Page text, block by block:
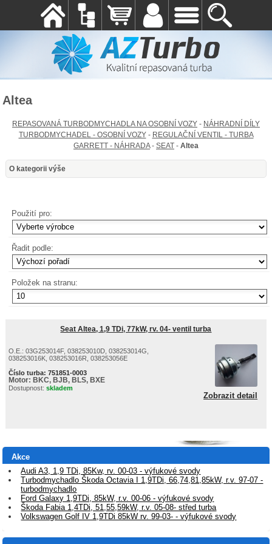
Altea
REPASOVANÁ TURBODMYCHADLA NA OSOBNÍ VOZY - NÁHRADNÍ DÍLY
TURBODMYCHADEL - OSOBNÍ VOZY- REGULAČNÍ VENTIL - TURBA
GARRETT - NÁHRADA- SEAT - Altea
O kategorii výše
Použití pro:
Řadit podle:
Položek na stranu:
Seat Altea, 1,9 TDi, 77kW, rv. 04- ventil turba
O.E.: 03G253014F, 038253010D, 038253014G,
038253016K, 038253016R, 038253056E
Číslo turba: 751851-0003
Motor: BKC, BJB, BLS, BXE
Dostupnost: skladem
Zobrazit detail
Akce
Audi A3, 1,9 TDi, 85Kw, rv. 00-03 - výfukové svody
Turbodmychadlo Škoda Octavia I 1,9TDi, 66,74,81,85kW, r.v. 97-07 -
turbodmychadlo
Ford Galaxy 1,9TDi, 85kW, r.v. 00-06 - výfukové svody
Škoda Fabia 1,4TDi, 51,55,59kW, r.v. 05-08- střed turba
Volkswagen Golf IV 1,9TDi 85kW rv. 99-03- - výfukové svody